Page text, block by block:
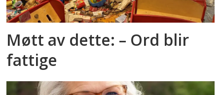
Møtt av dette: – Ord blir
fattige